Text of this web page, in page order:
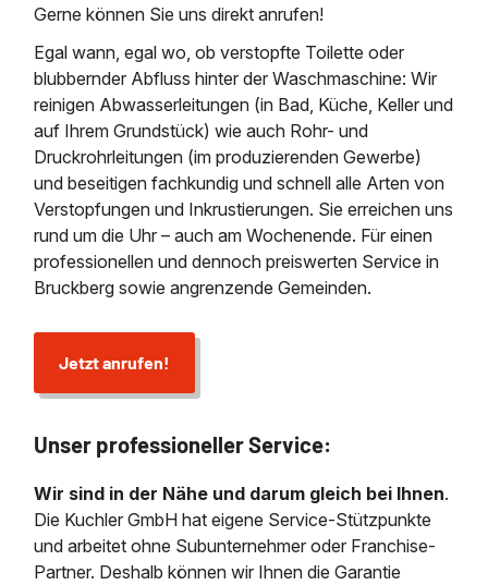
Wasserhaltung
Dükerreinigung
Austausch von
Schießstandsanierung -
Geschosssandfang
Mobile Schlamm-
etc.
Weitere Services mit
Stellenangebote
Kontakt
Gerne können Sie uns direkt anrufen!
Egal wann, egal wo, ob verstopfte Toilette oder
blubbernder Abfluss hinter der Waschmaschine: Wir
reinigen Abwasserleitungen (in Bad, Küche, Keller und
auf Ihrem Grundstück) wie auch Rohr- und
Druckrohrleitungen (im produzierenden Gewerbe)
und beseitigen fachkundig und schnell alle Arten von
Verstopfungen und Inkrustierungen. Sie erreichen uns
rund um die Uhr – auch am Wochenende. Für einen
professionellen und dennoch preiswerten Service in
Bruckberg sowie angrenzende Gemeinden.
Jetzt anrufen!
Unser professioneller Service:
Wir sind in der Nähe und darum gleich bei Ihnen.
Die Kuchler GmbH hat eigene Service-Stützpunkte
und arbeitet ohne Subunternehmer oder Franchise-
Partner. Deshalb können wir Ihnen die Garantie